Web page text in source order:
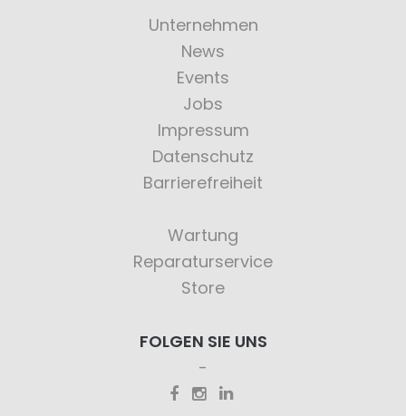
Unternehmen
News
Events
Jobs
Impressum
Datenschutz
Barrierefreiheit
Wartung
Reparaturservice
Store
FOLGEN SIE UNS